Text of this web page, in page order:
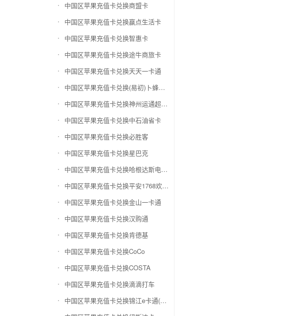
中国区苹果充值卡兑换商盟卡
中国区苹果充值卡兑换赢点生活卡
中国区苹果充值卡兑换智惠卡
中国区苹果充值卡兑换途牛商旅卡
中国区苹果充值卡兑换天天一卡通
中国区苹果充值卡兑换(易初)卜蜂莲花礼品卡
中国区苹果充值卡兑换神州运通超级卡(运通网购卡)
中国区苹果充值卡兑换中石油省卡
中国区苹果充值卡兑换必胜客
中国区苹果充值卡兑换星巴克
中国区苹果充值卡兑换哈根达斯电子券
中国区苹果充值卡兑换平安1768欢乐豆
中国区苹果充值卡兑换金山一卡通
中国区苹果充值卡兑换汉购通
中国区苹果充值卡兑换肯德基
中国区苹果充值卡兑换CoCo
中国区苹果充值卡兑换COSTA
中国区苹果充值卡兑换滴滴打车
中国区苹果充值卡兑换锦江e卡通(锦江一卡通)